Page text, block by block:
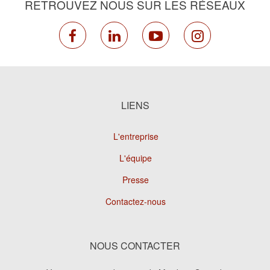
RETROUVEZ NOUS SUR LES RÉSEAUX
facebooklinkedinyoutubeinstagram
LIENS
L'entreprise
L'équipe
Presse
Contactez-nous
NOUS CONTACTER